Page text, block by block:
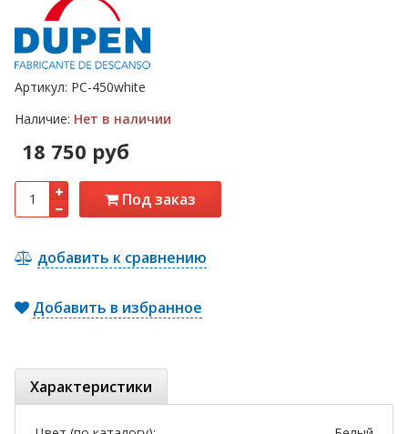
Артикул: PC-450white
Наличие: Нет в наличии
18 750 руб
Под заказ
добавить к сравнению
Добавить в избранное
Характеристики